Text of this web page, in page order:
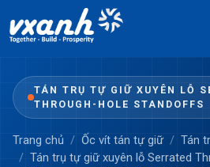
TÁN TRỤ TỰ GIỮ XUYÊN LỖ
THROUGH-HOLE STANDOFFS
Trang chủ Ốc vít tán tự giữ
Tán
Tán trụ tự giữ xuyên lỗ Serrated